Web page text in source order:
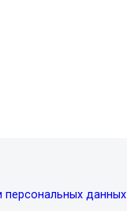
персональных данных